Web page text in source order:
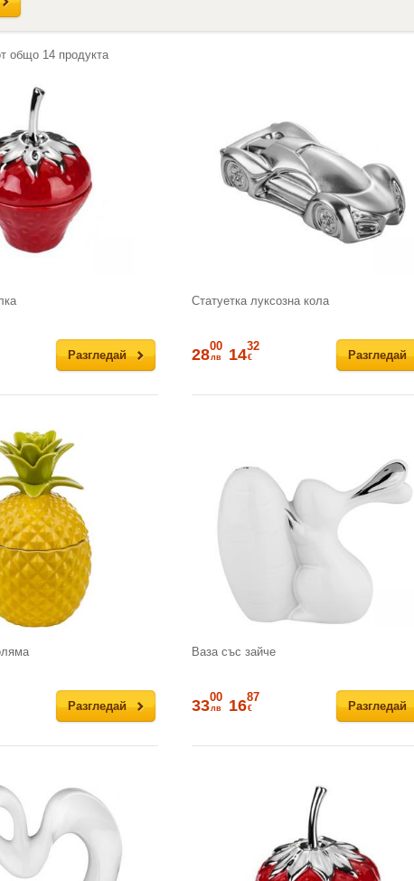
общо 14продукта
Разгледай
Статуетка луксозна кола
Разгледай
2800
лв 1432
€
Разгледай
Ваза със зайче
Разгледай
3300
лв 1687
€